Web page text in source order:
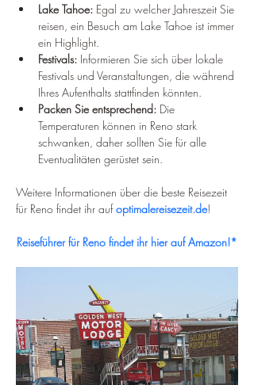
Lake Tahoe: Egal zu welcher Jahreszeit Sie
reisen, ein Besuch am Lake Tahoe ist immer
ein Highlight.
Festivals: Informieren Sie sich über lokale
Festivals und Veranstaltungen, die während
Ihres Aufenthalts stattfinden könnten.
Packen Sie entsprechend: Die
Temperaturen können in Reno stark
schwanken, daher sollten Sie für alle
Eventualitäten gerüstet sein.
Weitere Informationen über die beste Reisezeit
für Reno findet ihr auf optimalereisezeit.de!
Reiseführer für Reno findet ihr hier auf Amazon!*